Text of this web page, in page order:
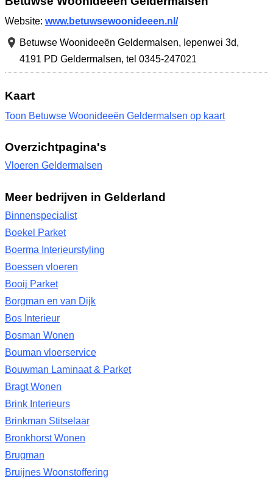
Website: www.betuwsewoonideeen.nl/
Betuwse Woonideeën Geldermalsen, Iepenwei 3d,
4191 PD Geldermalsen, tel 0345-247021
Kaart
Toon Betuwse Woonideeën Geldermalsen op kaart
Overzichtpagina's
Vloeren Geldermalsen
Meer bedrijven in Gelderland
Binnenspecialist
Boekel Parket
Boerma Interieurstyling
Boessen vloeren
Booij Parket
Borgman en van Dijk
Bos Interieur
Bosman Wonen
Bouman vloerservice
Bouwman Laminaat & Parket
Bragt Wonen
Brink Interieurs
Brinkman Stitselaar
Bronkhorst Wonen
Brugman
Bruijnes Woonstoffering